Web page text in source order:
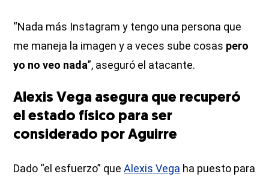
“Nada más Instagram y tengo una persona que
me maneja la imagen y a veces sube cosas pero
yo no veo nada”, aseguró el atacante.
Alexis Vega asegura que recuperó
el estado físico para ser
considerado por Aguirre
Dado “el esfuerzo” queAlexis Vega ha puesto para